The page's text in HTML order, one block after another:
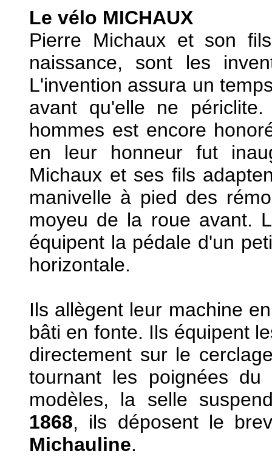
Le vélo MICHAUX
Pierre Michaux et son
naissance, sont les
L'invention assura un
avant qu'elle ne
hommes est encore
en leur honneur fut
Michaux et ses fils
manivelle à pied des
moyeu de la roue avant.
équipent la pédale d'un
horizontale.
Ils allègent leur machine
bâti en fonte. Ils équipent
directement sur le
tournant les poignées du
modèles, la selle
1868, ils déposent le
Michauline.